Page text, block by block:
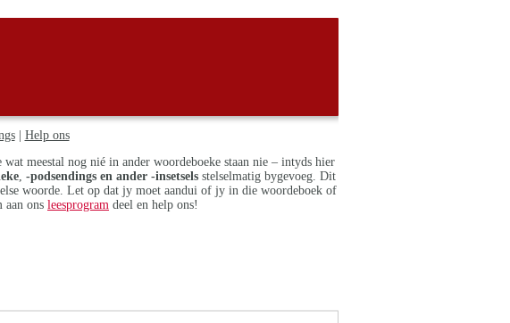
| Help ons
wat meestal nog nié in ander woordeboeke staan nie – intyds hier
-podsendings en ander -insetsels stelselmatig bygevoeg. Dit
woorde. Let op dat jy moet aandui of jy in die woordeboek of
aan ons leesprogram deel en help ons!